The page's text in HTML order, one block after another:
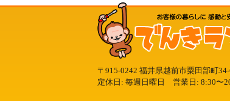
〒915-0242 福井県越前市粟田部町34-
定休日: 毎週日曜日 営業日: 8:30〜